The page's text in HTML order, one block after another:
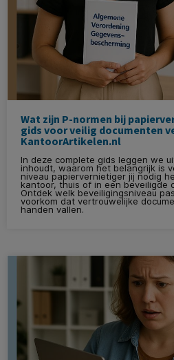
Wat zijn P-normen bij
gids voor veilig documenten
KantoorArtikelen.nl
In deze complete gids leggen we
inhoudt, waarom het belangrijk is
niveau papiervernietiger jij nodig
kantoor, thuis of in een beveiligde
Ontdek welk beveiligingsniveau
voorkom dat vertrouwelijke
handen vallen.